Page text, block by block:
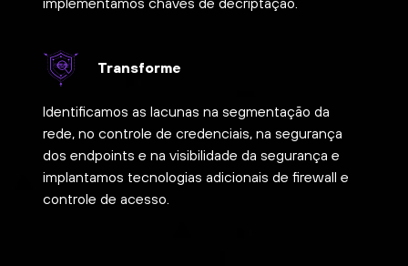
Transforme
Identificamos as lacunas na segmentação da
rede, no controle de credenciais, na segurança
dos endpoints e na visibilidade da segurança e
implantamos tecnologias adicionais de firewall e
controle de acesso.